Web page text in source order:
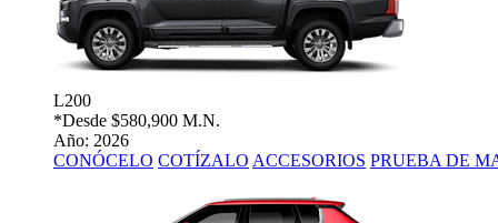
L200
*Desde $580,900 M.N.
Año: 2026
CONÓCELO COTÍZALO ACCESORIOS PRUEBA DE